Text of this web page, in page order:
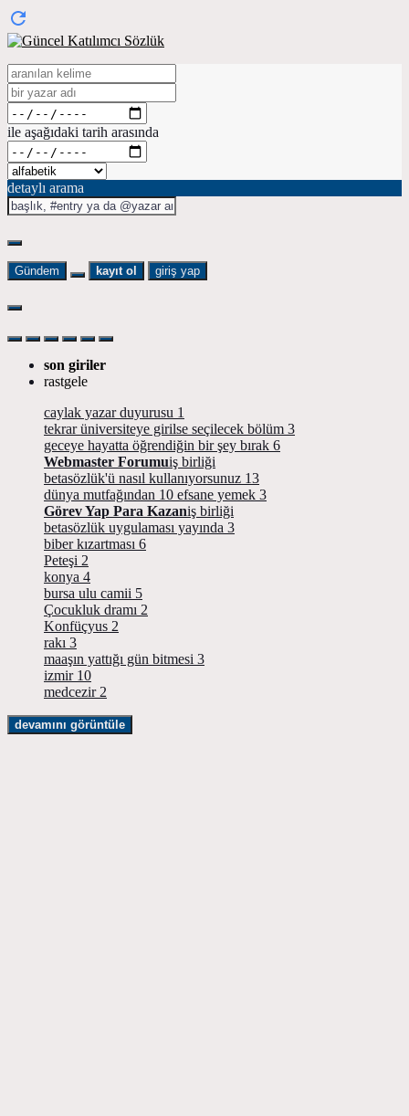
ile aşağıdaki tarih arasında
detaylı arama
Gündem kayıt ol giriş yap
son giriler
rastgele
caylak yazar duyurusu 1
tekrar üniversiteye girilse seçilecek bölüm 3
geceye hayatta öğrendiğin bir şey bırak 6
Webmaster Forumuiş birliği
betasözlük'ü nasıl kullanıyorsunuz 13
dünya mutfağından 10 efsane yemek 3
Görev Yap Para Kazaniş birliği
betasözlük uygulaması yayında 3
biber kızartması 6
Peteşi 2
konya 4
bursa ulu camii 5
Çocukluk dramı 2
Konfüçyus 2
rakı 3
maaşın yattığı gün bitmesi 3
izmir 10
medcezir 2
devamını görüntüle